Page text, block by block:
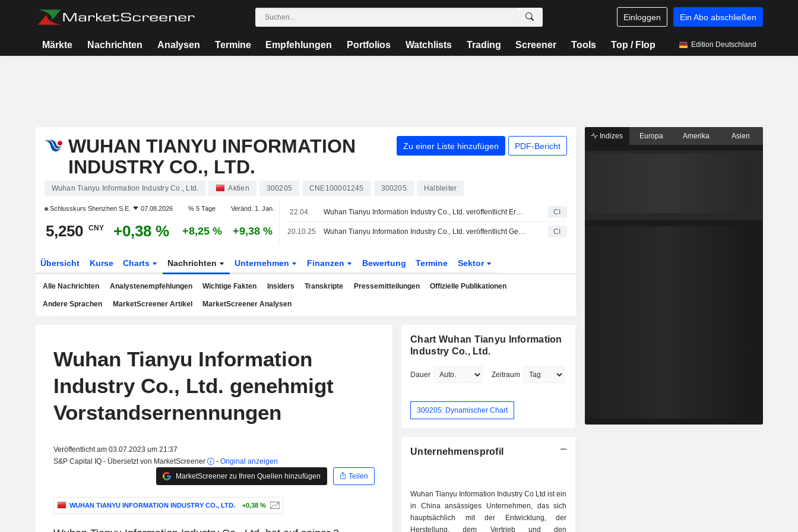
Einloggen Ein Abo abschließen
Märkte Nachrichten Analysen Termine Empfehlungen Portfolios Watchlists Trading Screener Tools Top / Flop Edition Deutschland
WUHAN TIANYU INFORMATION
INDUSTRY CO., LTD.
Zu einer Liste hinzufügen PDF-Bericht
Wuhan Tianyu Information Industry Co., Ltd. Aktien 300205 CNE100001245 300205 Halbleiter
Schlusskurs Shenzhen S.E. 07.08.2026 % 5 Tage Veränd. 1. Jan.
5,250 CNY +0,38 % +8,25 % +9,38 %
22.04. Wuhan Tianyu Information Industry Co., Ltd. veröffentlicht Ergebniszahlen für das erste Quartal zum 31. März 2026 CI
20.10.25 Wuhan Tianyu Information Industry Co., Ltd. veröffentlicht Geschäftsergebnisse für die ersten neun Monate bis zum 30. September 2025 CI
Übersicht Kurse Charts Nachrichten Unternehmen Finanzen Bewertung Termine Sektor
Alle Nachrichten Analystenempfehlungen Wichtige Fakten Insiders Transkripte Pressemitteilungen Offizielle Publikationen
Andere Sprachen MarketScreener Artikel MarketScreener Analysen
Wuhan Tianyu Information
Industry Co., Ltd. genehmigt
Vorstandsernennungen
Veröffentlicht am 03.07.2023 um 21:37
S&P Capital IQ - Übersetzt von MarketScreener
- Original anzeigen
MarketScreener zu Ihren Quellen hinzufügen
Teilen
WUHAN TIANYU INFORMATION INDUSTRY CO., LTD. +0,38 %
Chart Wuhan Tianyu Information
Industry Co., Ltd.
Dauer Zeitraum
300205: Dynamischer Chart
Unternehmensprofil
Wuhan Tianyu Information Industry Co Ltd ist ein
in China ansässiges Unternehmen, das sich
hauptsächlich mit der Entwicklung, der
Herstellung, dem Vertrieb und den
Indizes Europa Amerika Asien